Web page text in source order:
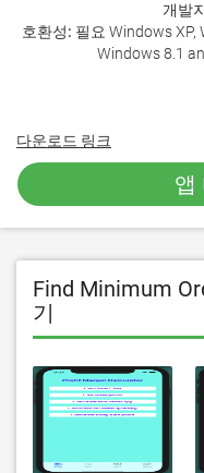
개발
호환성: 필요 Windows
Windows 8.1
다운로드 링크
앱
Find Minimum
기